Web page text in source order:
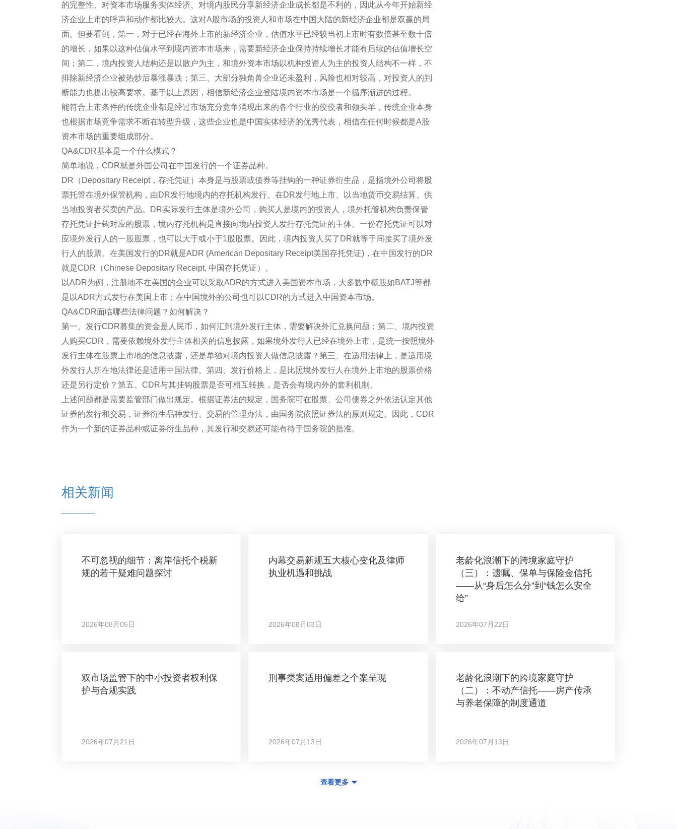
的完整性、对资本市场服务实体经济、对境内股民分享新经济企业成长都是不利的，因此从今年开始新经
济企业上市的呼声和动作都比较大。这对A股市场的投资人和市场在中国大陆的新经济企业都是双赢的局
面。但要看到，第一，对于已经在海外上市的新经济企业，估值水平已经较当初上市时有数倍甚至数十倍
的增长，如果以这种估值水平到境内资本市场来，需要新经济企业保持持续增长才能有后续的估值增长空
间；第二，境内投资人结构还是以散户为主，和境外资本市场以机构投资人为主的投资人结构不一样，不
排除新经济企业被热炒后暴涨暴跌；第三、大部分独角兽企业还未盈利，风险也相对较高，对投资人的判
断能力也提出较高要求。基于以上原因，相信新经济企业登陆境内资本市场是一个循序渐进的过程。
能符合上市条件的传统企业都是经过市场充分竞争涌现出来的各个行业的佼佼者和领头羊，传统企业本身
也根据市场竞争需求不断在转型升级，这些企业也是中国实体经济的优秀代表，相信在任何时候都是A股
资本市场的重要组成部分。
QA&CDR基本是一个什么模式？
简单地说，CDR就是外国公司在中国发行的一个证券品种。
DR（Depositary Receipt，存托凭证）本身是与股票或债券等挂钩的一种证券衍生品，是指境外公司将股
票托管在境外保管机构，由DR发行地境内的存托机构发行、在DR发行地上市、以当地货币交易结算、供
当地投资者买卖的产品。DR实际发行主体是境外公司，购买人是境内的投资人，境外托管机构负责保管
存托凭证挂钩对应的股票，境内存托机构是直接向境内投资人发行存托凭证的主体。一份存托凭证可以对
应境外发行人的一股股票，也可以大于或小于1股股票。因此，境内投资人买了DR就等于间接买了境外发
行人的股票。在美国发行的DR就是ADR (American Depositary Receipt美国存托凭证)，在中国发行的DR
就是CDR（Chinese Depositary Receipt, 中国存托凭证）。
以ADR为例，注册地不在美国的企业可以采取ADR的方式进入美国资本市场，大多数中概股如BATJ等都
是以ADR方式发行在美国上市；在中国境外的公司也可以CDR的方式进入中国资本市场。
QA&CDR面临哪些法律问题？如何解决？
第一、发行CDR募集的资金是人民币，如何汇到境外发行主体，需要解决外汇兑换问题；第二、境内投资
人购买CDR，需要依赖境外发行主体相关的信息披露，如果境外发行人已经在境外上市，是统一按照境外
发行主体在股票上市地的信息披露，还是单独对境内投资人做信息披露？第三、在适用法律上，是适用境
外发行人所在地法律还是适用中国法律。第四、发行价格上，是比照境外发行人在境外上市地的股票价格
还是另行定价？第五、CDR与其挂钩股票是否可相互转换，是否会有境内外的套利机制。
上述问题都是需要监管部门做出规定。根据证券法的规定，国务院可在股票、公司债券之外依法认定其他
证券的发行和交易，证券衍生品种发行、交易的管理办法，由国务院依照证券法的原则规定。因此，CDR
作为一个新的证券品种或证券衍生品种，其发行和交易还可能有待于国务院的批准。
相关新闻
不可忽视的细节：离岸信托个税新
规的若干疑难问题探讨
2026年08月05日
内幕交易新规五大核心变化及律师
执业机遇和挑战
2026年08月03日
老龄化浪潮下的跨境家庭守护
（三）：遗嘱、保单与保险金信托
——从“身后怎么分”到“钱怎么安全
给”
2026年07月22日
双市场监管下的中小投资者权利保
护与合规实践
2026年07月21日
刑事类案适用偏差之个案呈现
2026年07月13日
老龄化浪潮下的跨境家庭守护
（二）：不动产信托——房产传承
与养老保障的制度通道
2026年07月13日
查看更多